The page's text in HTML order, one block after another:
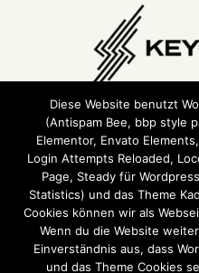
Wir sind Teil von
Diese Website benutzt
(Antispam Bee, bbp style
Elementor, Envato
Login Attempts Reloaded,
Page, Steady für
Statistics) und das Theme
Cookies können wir als
Wenn du die Website
Einverständnis aus, dass
und das Theme Cookies